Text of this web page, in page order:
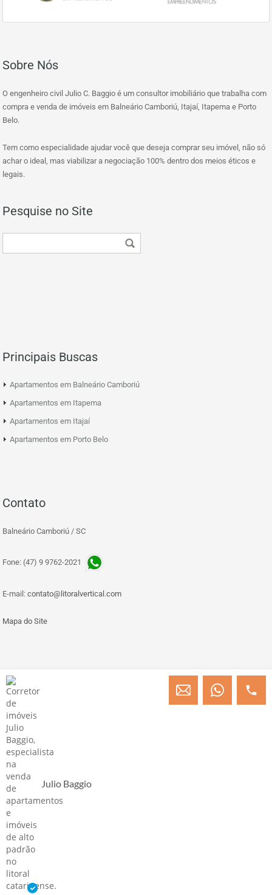
Sobre Nós
O engenheiro civil Julio C. Baggio é um consultor imobiliário que trabalha com
compra e venda de imóveis em Balneário Camboriú, Itajaí, Itapema e Porto
Belo.
Tem como especialidade ajudar você que deseja comprar seu imóvel, não só
achar o ideal, mas viabilizar a negociação 100% dentro dos meios éticos e
legais.
Pesquise no Site
Principais Buscas
Apartamentos em Balneário Camboriú
Apartamentos em Itapema
Apartamentos em Itajaí
Apartamentos em Porto Belo
Contato
Balneário Camboriú / SC
Fone: (47) 9 9762-2021
E-mail: contato@litoralvertical.com
Mapa do Site
© Copyright 2013 » 2026 Engenheiro Julio C. Baggio - Corretor de Imóveis
Julio Baggio